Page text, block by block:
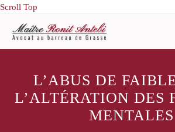
Scroll Top
L’ABUS DE
L’ALTÉRATION DES
MENTALES